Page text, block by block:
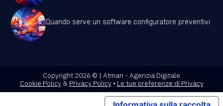
Quando serve un software configuratore preventivi
Copyright 2026 © | Atman - Agenzia Digitale
Cookie Policy& Privacy Policy• Le tue preferenze di Privacy